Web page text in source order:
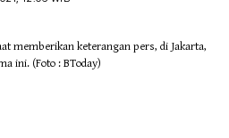
memberikan keterangan pers, di Jakarta,
ini. (Foto : BToday)